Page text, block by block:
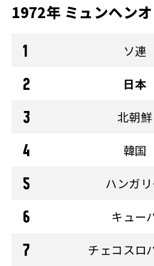
1972年 ミュンヘン
ソ連
日本
北朝鮮
韓国
ハンガ
キュー
チェコスロ